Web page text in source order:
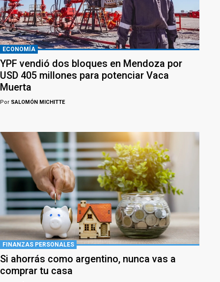
ECONOMÍA
YPF vendió dos bloques en Mendoza por
USD 405 millones para potenciar Vaca
Muerta
Por SALOMÓN MICHITTE
FINANZAS PERSONALES
Si ahorrás como argentino, nunca vas a
comprar tu casa